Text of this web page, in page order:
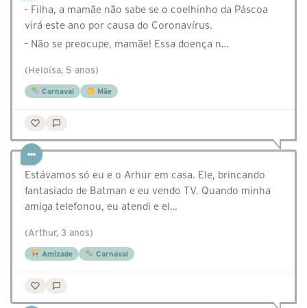
- Filha, a mamãe não sabe se o coelhinho da Páscoa
virá este ano por causa do Coronavírus.
- Não se preocupe, mamãe! Essa doença n…
(Heloísa, 5 anos)
Carnaval Mãe
Estávamos só eu e o Arhur em casa. Ele, brincando
fantasiado de Batman e eu vendo TV. Quando minha
amiga telefonou, eu atendi e el…
(Arthur, 3 anos)
Amizade Carnaval